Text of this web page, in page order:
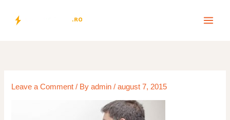
content
Leave a Comment / Byadmin/august 7, 2015